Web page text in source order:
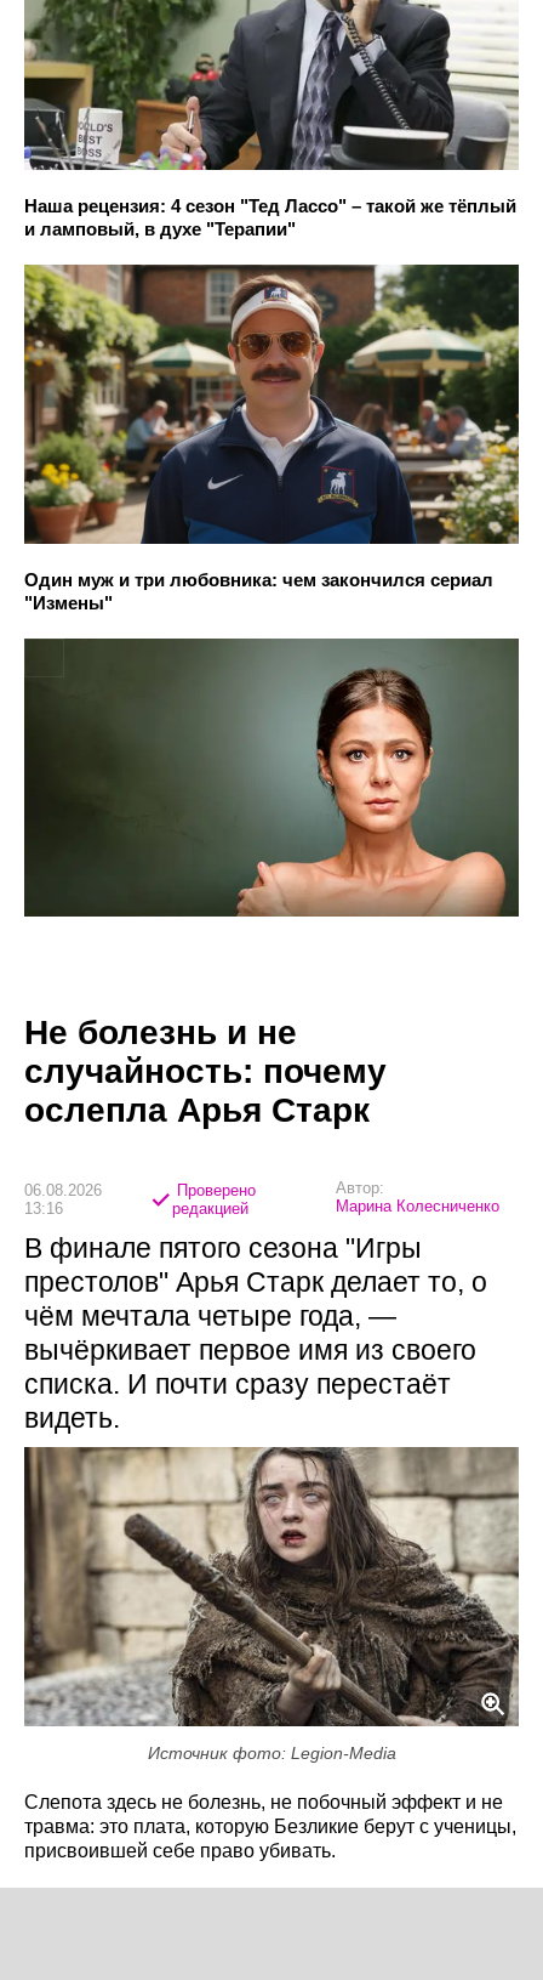
Наша рецензия: 4 сезон "Тед Лассо" – такой же тёплый
и ламповый, в духе "Терапии"
Один муж и три любовника: чем закончился сериал
"Измены"
Не болезнь и не
случайность: почему
ослепла Арья Старк
06.08.2026
13:16
Проверено
редакцией
Автор:
Марина Колесниченко
В финале пятого сезона "Игры
престолов" Арья Старк делает то, о
чём мечтала четыре года, —
вычёркивает первое имя из своего
списка. И почти сразу перестаёт
видеть.
Источник фото: Legion-Media
Слепота здесь не болезнь, не побочный эффект и не
травма: это плата, которую Безликие берут с ученицы,
присвоившей себе право убивать.